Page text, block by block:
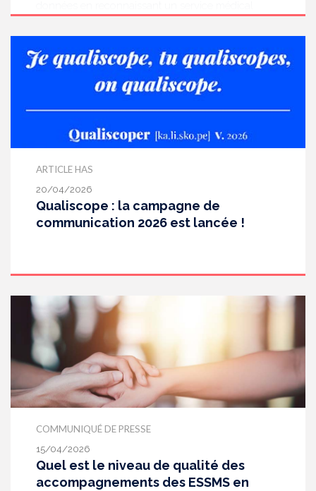
rendu faible conditionnel à Qalsody.
ARTICLE HAS
20/04/2026
Qualiscope : la campagne de
communication 2026 est lancée !
COMMUNIQUÉ DE PRESSE
15/04/2026
Quel est le niveau de qualité des
accompagnements des ESSMS en